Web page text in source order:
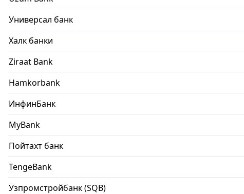
Универсал банк
Халк банки
Ziraat Bank
Hamkorbank
ИнфинБанк
MyBank
Пойтахт банк
TengeBank
Узпромстройбанк (SQB)